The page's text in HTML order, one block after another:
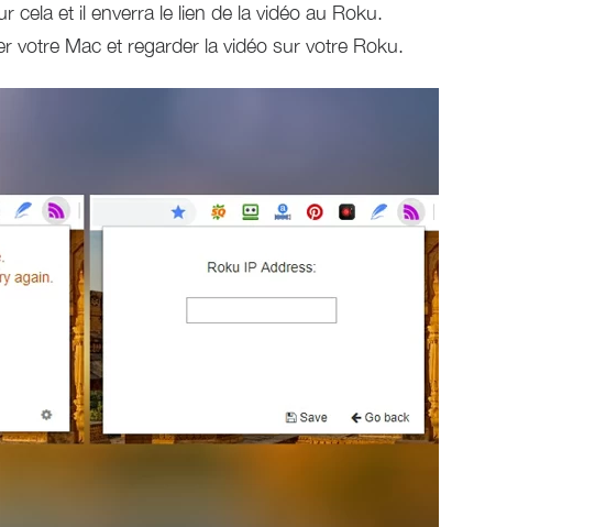
cela et il enverra le lien de la vidéo au Roku.
votre Mac et regarder la vidéo sur votre Roku.